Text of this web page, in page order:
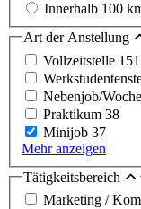
Innerhalb 100
Art der Anstellung
Vollzeitstelle 151
Nebenjob/
Praktikum 38
Minijob 37
Mehr anzeigen
Tätigkeitsbereich
Marketing /